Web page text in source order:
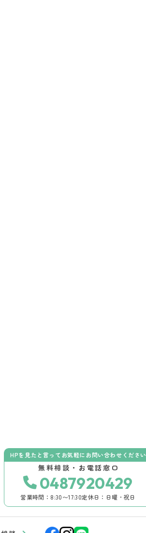
HPを見たと言ってお気軽にお問い合わせください
無料相談・お電話窓口
0487920429
営業時間：8:30〜17:30定休日：日曜・祝日